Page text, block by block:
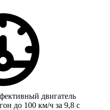
двигатель
до 100 км/ч за 9,8 с